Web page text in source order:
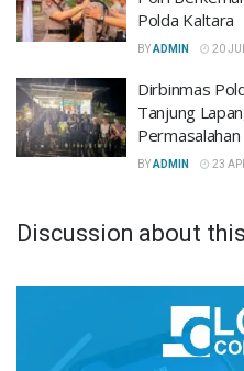
Polda Kaltara
BYADMIN 20
Dirbinmas
Tanjung
Permasalahan
BYADMIN 23
Discussion about